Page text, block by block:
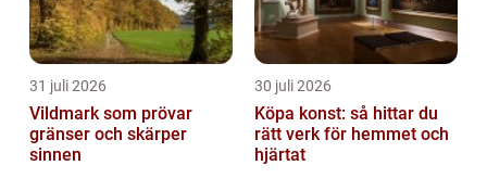
31 juli 2026
Vildmark som prövar
gränser och skärper
sinnen
30 juli 2026
Köpa konst: så hittar du
rätt verk för hemmet och
hjärtat